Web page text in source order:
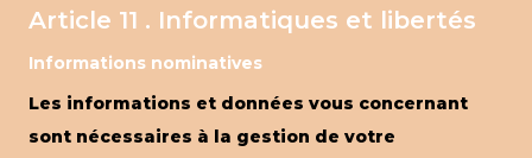
Article 11 . Informatiques et libertés
Informations nominatives
Les informations et données vous concernant
sont nécessaires à la gestion de votre